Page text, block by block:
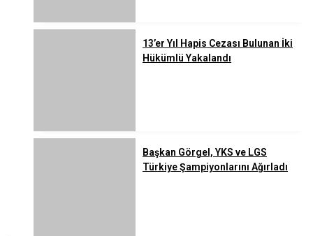
13’er Yıl Hapis Cezası Bulunan İki
Hükümlü Yakalandı
Başkan Görgel, YKS ve LGS
Türkiye Şampiyonlarını Ağırladı